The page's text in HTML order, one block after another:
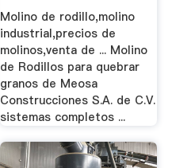
Molino de rodillo,molino
industrial,precios de
molinos,venta de ... Molino
de Rodillos para quebrar
granos de Meosa
Construcciones S.A. de C.V.
sistemas completos ...